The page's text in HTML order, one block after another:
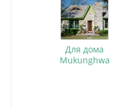
Для дома
Mukunghwa